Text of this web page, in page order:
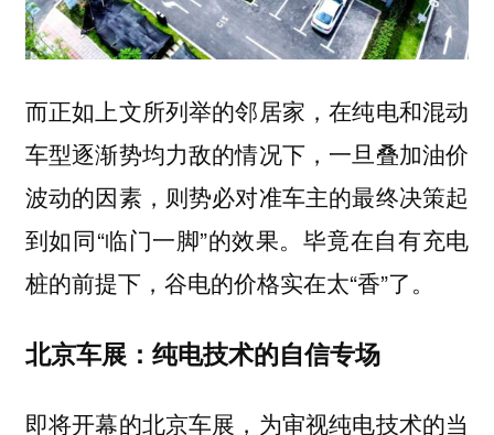
而正如上文所列举的邻居家，在纯电和混动
车型逐渐势均力敌的情况下，一旦叠加油价
波动的因素，则势必对准车主的最终决策起
到如同“临门一脚”的效果。毕竟在自有充电
桩的前提下，谷电的价格实在太“香”了。
北京车展：纯电技术的自信专场
即将开幕的北京车展，为审视纯电技术的当